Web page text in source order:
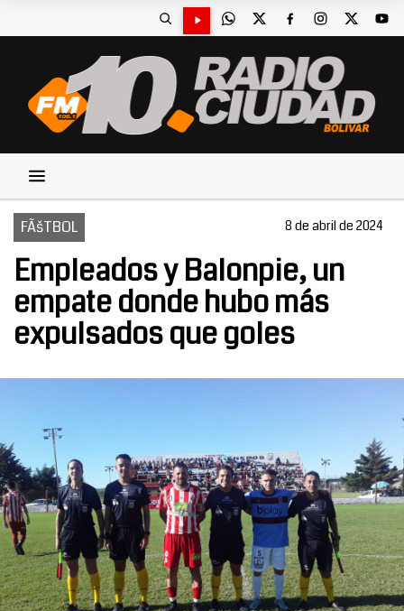
FÃšTBOL 8 de abril de 2024
Empleados y Balonpie, un
empate donde hubo más
expulsados que goles